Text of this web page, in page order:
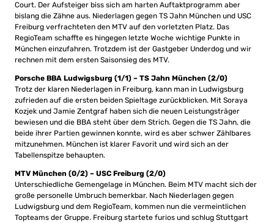
Court. Der Aufsteiger biss sich am harten Auftaktprogramm aber
bislang die Zähne aus. Niederlagen gegen TS Jahn München und USC
Freiburg verfrachteten den MTV auf den vorletzten Platz. Das
RegioTeam schaffte es hingegen letzte Woche wichtige Punkte in
München einzufahren. Trotzdem ist der Gastgeber Underdog und wir
rechnen mit dem ersten Saisonsieg des MTV.
Porsche BBA Ludwigsburg (1/1) – TS Jahn München (2/0)
Trotz der klaren Niederlagen in Freiburg, kann man in Ludwigsburg
zufrieden auf die ersten beiden Spieltage zurückblicken. Mit Soraya
Kozjek und Jamie Zentgraf haben sich die neuen Leistungsträger
bewiesen und die BBA steht über dem Strich. Gegen die TS Jahn, die
beide ihrer Partien gewinnen konnte, wird es aber schwer Zählbares
mitzunehmen. München ist klarer Favorit und wird sich an der
Tabellenspitze behaupten.
MTV München (0/2) – USC Freiburg (2/0)
Unterschiedliche Gemengelage in München. Beim MTV macht sich der
große personelle Umbruch bemerkbar. Nach Niederlagen gegen
Ludwigsburg und dem RegioTeam, kommen nun die vermeintlichen
Topteams der Gruppe. Freiburg startete furios und schlug Stuttgart